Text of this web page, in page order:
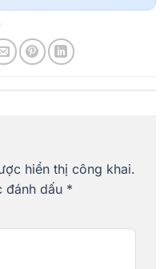
hiển thị công khai.
đánh dấu *